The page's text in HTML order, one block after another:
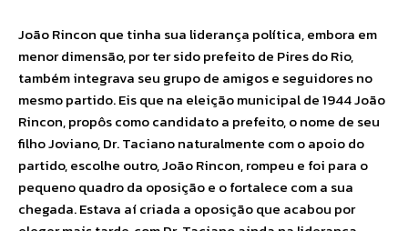
João Rincon que tinha sua liderança política, embora em
menor dimensão, por ter sido prefeito de Pires do Rio,
também integrava seu grupo de amigos e seguidores no
mesmo partido. Eis que na eleição municipal de 1944 João
Rincon, propôs como candidato a prefeito, o nome de seu
filho Joviano, Dr. Taciano naturalmente com o apoio do
partido, escolhe outro, João Rincon, rompeu e foi para o
pequeno quadro da oposição e o fortalece com a sua
chegada. Estava aí criada a oposição que acabou por